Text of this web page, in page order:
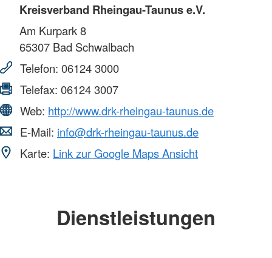
Kreisverband Rheingau-Taunus e.V.
Am Kurpark 8
65307 Bad Schwalbach
Telefon: 06124 3000
Telefax: 06124 3007
Web: http://www.drk-rheingau-taunus.de
E-Mail: info@drk-rheingau-taunus.de
Karte: Link zur Google Maps Ansicht
Dienstleistungen